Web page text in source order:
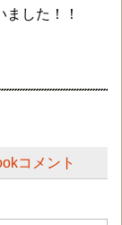
した！！
コメント